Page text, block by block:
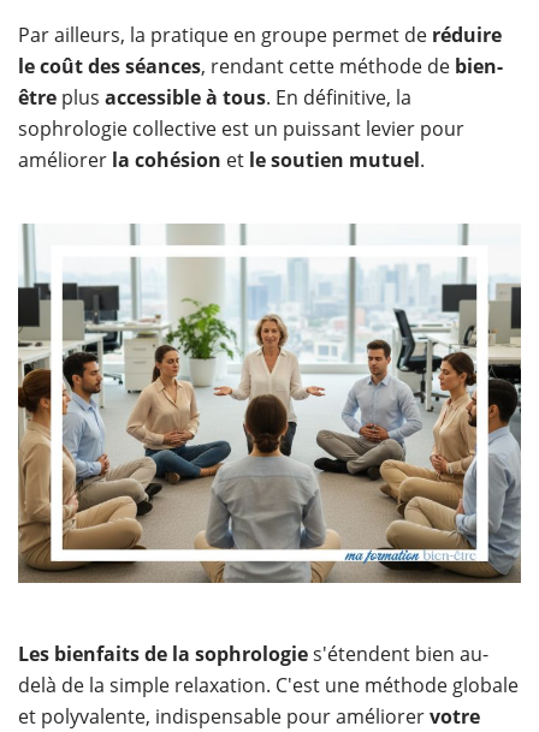
Par ailleurs, la pratique en groupe permet de réduire
le coût des séances, rendant cette méthode de bien-
être plus accessible à tous. En définitive, la
sophrologie collective est un puissant levier pour
améliorer la cohésion et lesoutien mutuel.​
​Les bienfaits de la sophrologies'étendent bien au-
delà de la simple relaxation. C'est une méthode globale
et polyvalente, indispensable pour améliorervotre